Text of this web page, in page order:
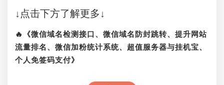
↓点击下方了解更多↓
🔥《微信域名检测接口、微信域名防封跳转、提升网站
流量排名、微信加粉统计系统、超值服务器与挂机宝、
个人免签码支付》